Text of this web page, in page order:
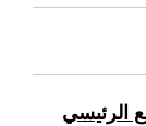
الرئيسي